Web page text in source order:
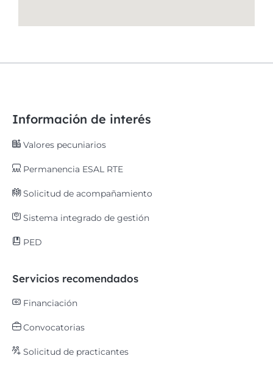
Información de interés
Valores pecuniarios
Permanencia ESAL RTE
Solicitud de acompañamiento
Sistema integrado de gestión
PED
Servicios recomendados
Financiación
Convocatorias
Solicitud de practicantes